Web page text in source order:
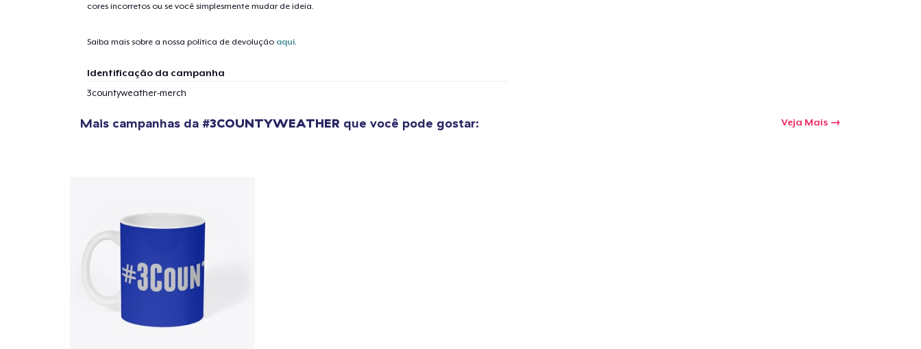
cores incorretos ou se você simplesmente mudar de ideia.
Saiba mais sobre a nossa política de devolução aqui.
Identificação da campanha
3countyweather-merch
Mais campanhas da #3COUNTYWEATHER que você pode gostar: Veja Mais